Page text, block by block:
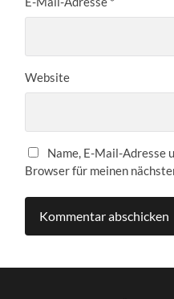
Website
Name, E-Mail-Adresse
Browser für meinen